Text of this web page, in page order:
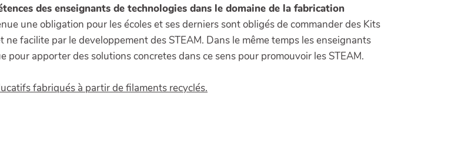
des enseignants de technologies dans le domaine de la fabrication
une obligation pour les écoles et ses derniers sont obligés de commander des Kits
facilite par le developpement des STEAM. Dans le même temps les enseignants
apporter des solutions concretes dans ce sens pour promouvoir les STEAM.
fabriqués à partir de filaments recyclés.